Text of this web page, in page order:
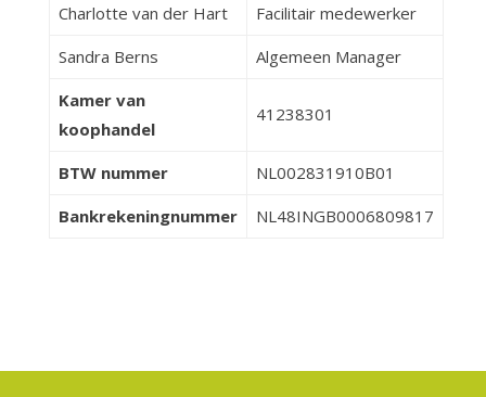
Charlotte van der Hart
Facilitair medewerker
Sandra Berns
Algemeen Manager
Kamer van
koophandel
41238301
BTW nummer
NL002831910B01
Bankrekeningnummer
NL48INGB0006809817